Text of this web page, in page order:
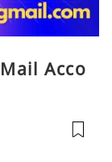
Acco